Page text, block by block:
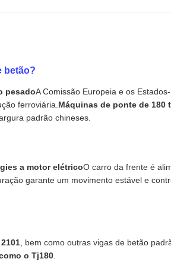
betão?
pesadoA Comissão Europeia e os Estados-
ferroviária. Máquinas de ponte de 180 t
padrão chineses.
a motor elétricoO carro da frente é
garante um movimento estável e
, bem como outras vigas de betão
o Tj180